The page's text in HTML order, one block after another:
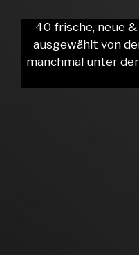
40 frische, neue
ausgewählt von
manchmal unter